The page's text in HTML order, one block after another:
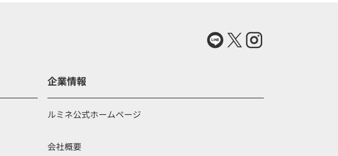
企業情報
ルミネ公式ホームページ
会社概要